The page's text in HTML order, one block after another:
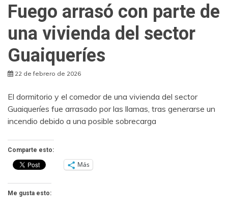
Fuego arrasó con parte de
una vivienda del sector
Guaiqueríes
22 de febrero de 2026
El dormitorio y el comedor de una vivienda del sector
Guaiqueríes fue arrasado por las llamas, tras generarse un
incendio debido a una posible sobrecarga
Comparte esto:
Más
Me gusta esto: